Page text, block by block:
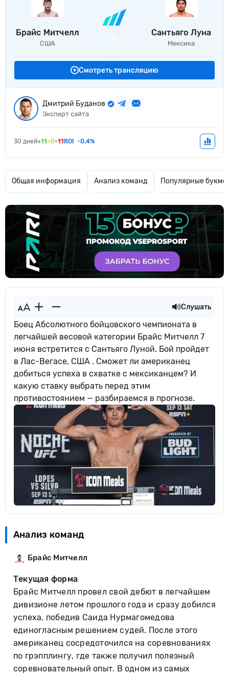
Брайс Митчелл
США
Сантьяго Луна
Мексика
Смотреть трансляцию
Дмитрий Буданов
Эксперт сайта
30 дней+11 =0-11 ROI -0.4%
Общая информация Анализ команд Популярные
Слушать
Боец Абсолютного бойцовского чемпионата в
легчайшей весовой категории Брайс Митчелл 7
июня встретится с Сантьяго Луной. Бой пройдет
в Лас-Вегасе, США . Сможет ли американец
добиться успеха в схватке с мексиканцем? И
какую ставку выбрать перед этим
противостоянием — разбираемся в прогнозе.
Анализ команд
Брайс Митчелл
Текущая форма
Брайс Митчелл провел свой дебют в легчайшем
дивизионе летом прошлого года и сразу добился
успеха, победив Саида Нурмагомедова
единогласным решением судей. После этого
американец сосредоточился на соревнованиях
по грэпплингу, где также получил полезный
соревновательный опыт. В одном из самых